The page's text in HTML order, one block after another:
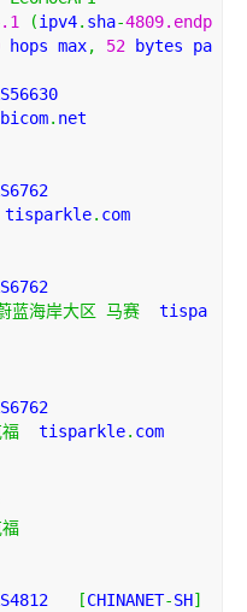
(ipv4. sha-4809.endp
hops max, 52 bytes pa
. net
tisparkle
. com
蓝海岸大区 马赛
  tispa
  tisparkle
. com
[CHINANET-SH]